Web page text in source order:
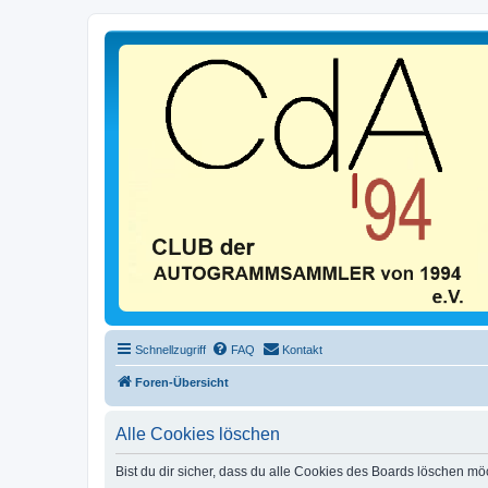
Schnellzugriff FAQ Kontakt
Foren-Übersicht
Alle Cookies löschen
Bist du dir sicher, dass du alle Cookies des Boards löschen